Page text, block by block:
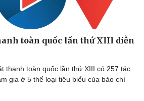
toàn quốc lần thứ XIII diễn
thanh toàn quốc lần thứ XIII có 257 tác
gia ở 5 thể loại tiêu biểu của báo chí